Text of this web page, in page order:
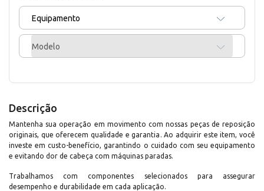
Equipamento
Modelo
Descrição
Mantenha sua operação em movimento com nossas peças de reposição
originais, que oferecem qualidade e garantia. Ao adquirir este item, você
investe em custo-benefício, garantindo o cuidado com seu equipamento
e evitando dor de cabeça com máquinas paradas.
Trabalhamos com componentes selecionados para assegurar
desempenho e durabilidade em cada aplicação.